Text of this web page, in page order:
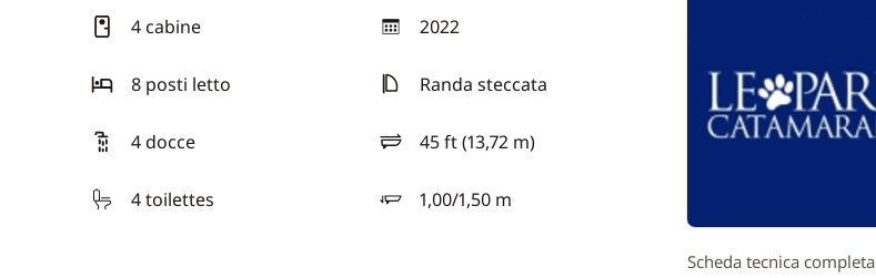
4 cabine 2022
anno
8 posti letto
Randa steccata
4 docce 45 ft (13,72 m)
lunghezza
4 toilettes
1,00/1,50 m
pescaggio
Scheda tecnica completa